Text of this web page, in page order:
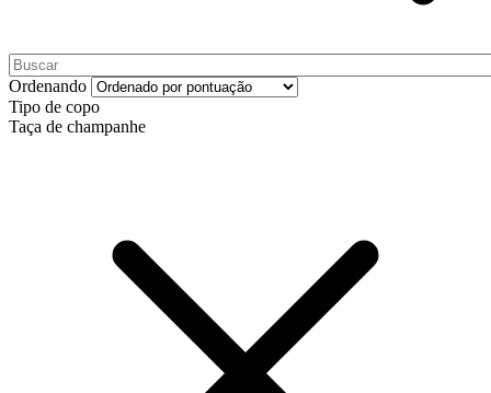
Ordenando
Tipo de copo
Taça de champanhe